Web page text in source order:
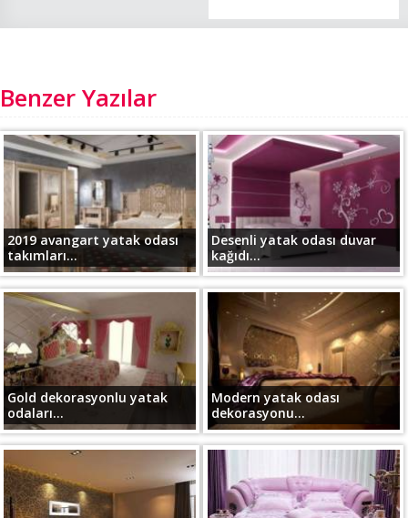
Benzer Yazılar
2019 avangart yatak odası
takımları...
Desenli yatak odası duvar
kağıdı...
Gold dekorasyonlu yatak
odaları...
Modern yatak odası
dekorasyonu...